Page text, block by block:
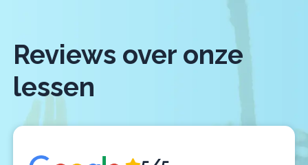
Reviews over onze
lessen